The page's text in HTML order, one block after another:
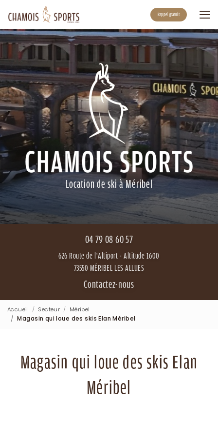
au
contenu
principal
Rappel gratuit
Location de ski à Méribel
04 79 08 60 57
626 Route de l'Altiport - Altitude 1600
73550 MÉRIBEL LES ALLUES
Contactez-nous
Accueil Secteur
Méribel
Magasin qui loue des skis Elan Méribel
Magasin qui loue des skis Elan
Méribel